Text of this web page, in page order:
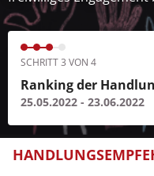
SCHRITT 3 VON 4
Ranking der
25.05.2022 - 23.06.2022